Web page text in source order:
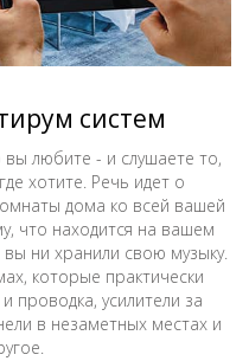
систем
любите - и слушаете то,
хотите. Речь идет о
дома ко всей вашей
что находится на вашем
ни хранили свою музыку.
которые практически
проводка, усилители за
в незаметных местах и